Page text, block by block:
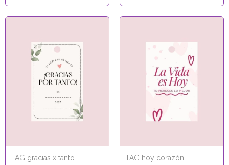
TAG gracias x tanto TAG hoy corazón